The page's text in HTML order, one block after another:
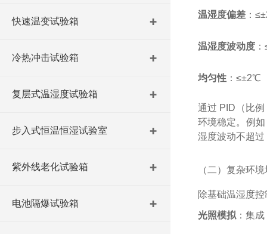
快速温变试验箱
冷热冲击试验箱
复层式温湿度试验箱
步入式恒温恒湿试验室
紫外线老化试验箱
电池隔爆试验箱
温湿度偏差：
温湿度波动度：
均匀性：≤±2℃
通过 PID（比
环境稳定。例
湿度波动不超
（二）复杂环
除基础温湿度
光照模拟：集成